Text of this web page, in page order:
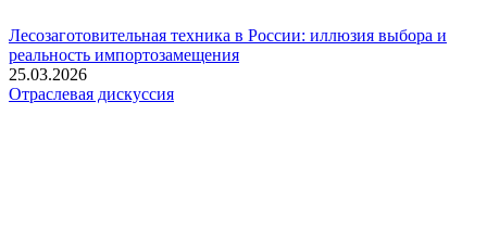
Лесозаготовительная техника в России: иллюзия выбора и
реальность импортозамещения
25.03.2026
Отраслевая дискуссия